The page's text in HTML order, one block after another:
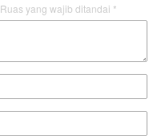
Ruas yang wajib ditandai *